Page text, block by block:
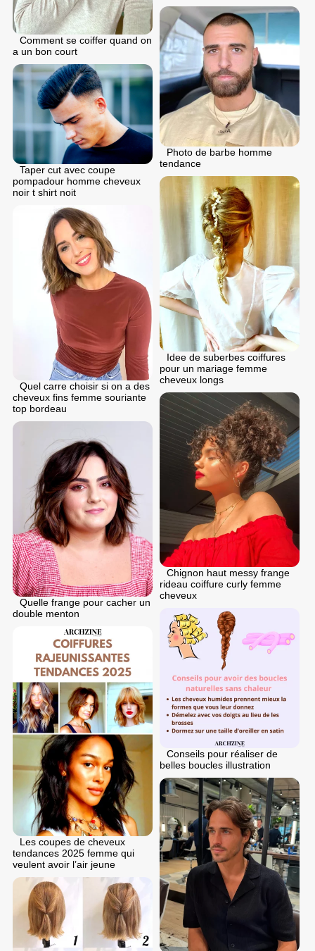
Comment se coiffer quand on
a un bon court
Photo de barbe homme
tendance
Taper cut avec coupe
pompadour homme cheveux
noir t shirt noit
Idee de suberbes coiffures
pour un mariage femme
cheveux longs
Quel carre choisir si on a des
cheveux fins femme souriante
top bordeau
Chignon haut messy frange
rideau coiffure curly femme
cheveux
Quelle frange pour cacher un
double menton
Conseils pour réaliser de
belles boucles illustration
Les coupes de cheveux
tendances 2025 femme qui
veulent avoir l’air jeune